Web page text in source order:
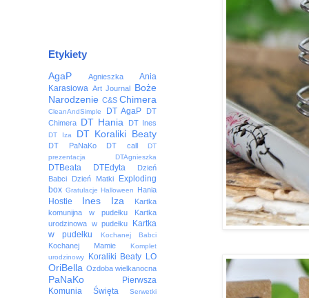
Etykiety
AgaP Agnieszka
Ania
Karasiowa Art Journal
Boże
Narodzenie C&S Chimera
CleanAndSimple DT AgaP
DT
Chimera DT Hania DT Ines
DT Iza DT Koraliki Beaty
DT PaNaKo DT call
DT
prezentacja
DTAgnieszka
DTBeata DTEdyta
Dzień
Babci
Dzień Matki
Exploding
box Gratulacje Halloween Hania
Hostie Ines Iza
Kartka
komunijna w pudełku
Kartka
urodzinowa w pudełku
Kartka
w pudełku
Kochanej Babci
Kochanej Mamie
Komplet
urodzinowy
Koraliki Beaty LO
OriBella Ozdoba wielkanocna
PaNaKo
Pierwsza
Komunia Święta
Serwetki